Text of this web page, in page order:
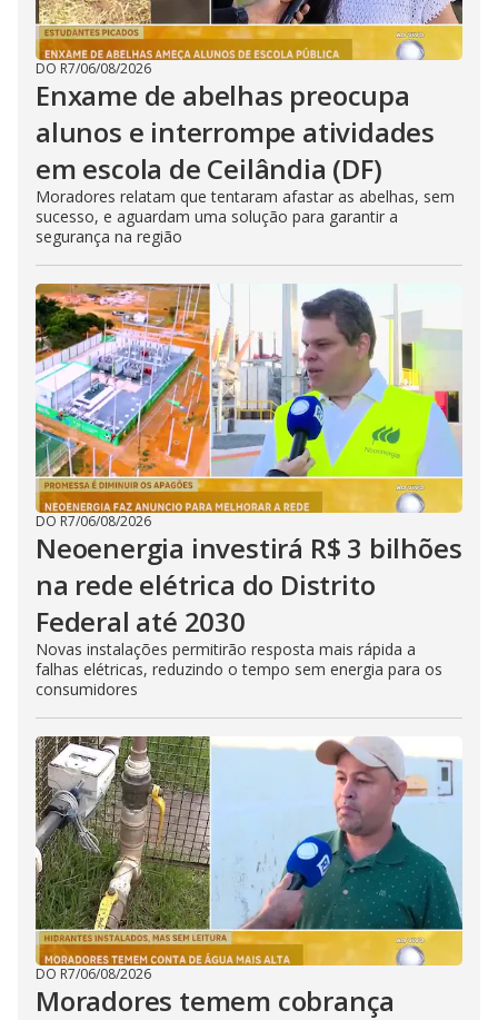
DO R7/06/08/2026
Enxame de abelhas preocupa
alunos e interrompe atividades
em escola de Ceilândia (DF)
Moradores relatam que tentaram afastar as abelhas, sem
sucesso, e aguardam uma solução para garantir a
segurança na região
DO R7/06/08/2026
Neoenergia investirá R$ 3 bilhões
na rede elétrica do Distrito
Federal até 2030
Novas instalações permitirão resposta mais rápida a
falhas elétricas, reduzindo o tempo sem energia para os
consumidores
DO R7/06/08/2026
Moradores temem cobrança